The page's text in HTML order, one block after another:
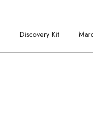
Discovery Kit